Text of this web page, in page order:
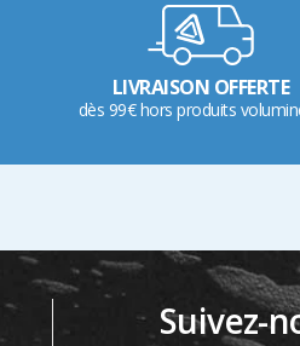
LIVRAISON OFFERTE
dès 99€ hors produits
Suivez-